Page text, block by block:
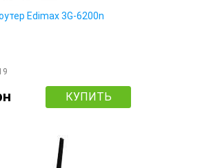
Edimax 3G-6200n
КУПИТЬ